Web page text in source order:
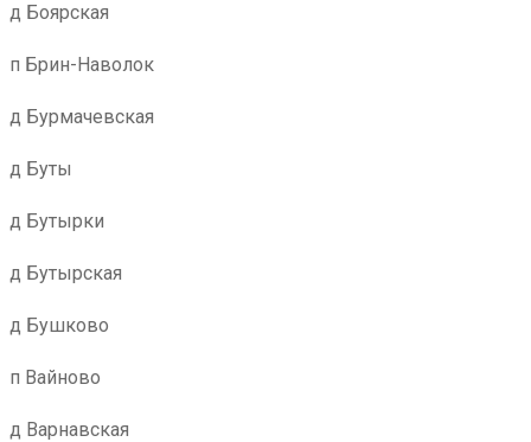
д Боярская
п Брин-Наволок
д Бурмачевская
д Буты
д Бутырки
д Бутырская
д Бушково
п Вайново
д Варнавская